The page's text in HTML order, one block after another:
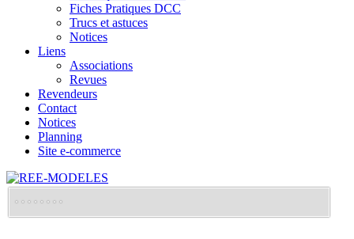
Fiches Pratiques DCC
Trucs et astuces
Notices
Liens
Associations
Revues
Revendeurs
Contact
Notices
Planning
Site e-commerce